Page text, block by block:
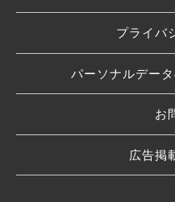
プライバ
パーソナルデー
お
広告掲